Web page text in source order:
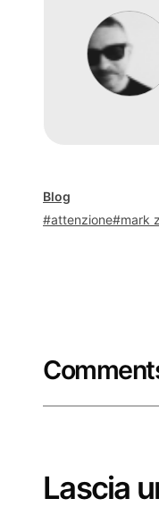
Blog
attenzione mark
Lascia